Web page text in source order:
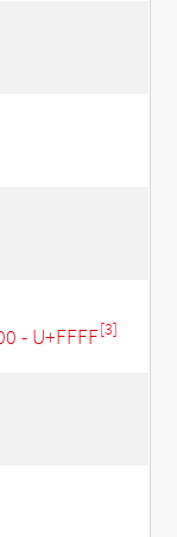
- U+FFFF[3]